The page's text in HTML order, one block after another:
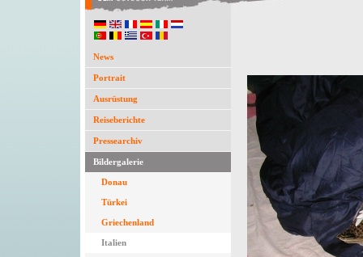
News
Portrait
Ausrüstung
Reiseberichte
Pressearchiv
Bildergalerie
Donau
Türkei
Griechenland
Italien